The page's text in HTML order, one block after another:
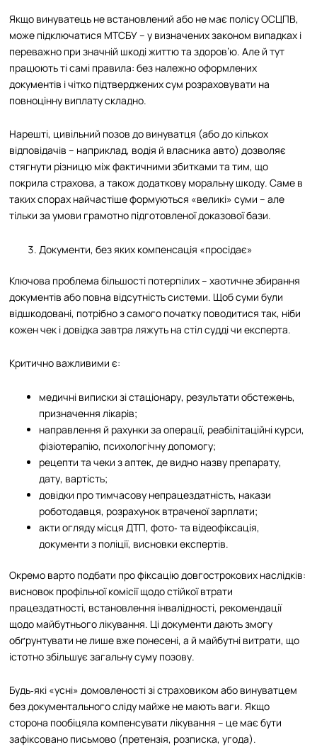
Якщо винуватець не встановлений або не має полісу ОСЦПВ,
може підключатися МТСБУ – у визначених законом випадках і
переважно при значній шкоді життю та здоров’ю. Але й тут
працюють ті самі правила: без належно оформлених
документів і чітко підтверджених сум розраховувати на
повноцінну виплату складно.
Нарешті, цивільний позов до винуватця (або до кількох
відповідачів – наприклад, водія й власника авто) дозволяє
стягнути різницю між фактичними збитками та тим, що
покрила страхова, а також додаткову моральну шкоду. Саме в
таких спорах найчастіше формуються «великі» суми – але
тільки за умови грамотно підготовленої доказової бази.
Документи, без яких компенсація «просідає»
Ключова проблема більшості потерпілих – хаотичне збирання
документів або повна відсутність системи. Щоб суми були
відшкодовані, потрібно з самого початку поводитися так, ніби
кожен чек і довідка завтра ляжуть на стіл судді чи експерта.
Критично важливими є:
медичні виписки зі стаціонару, результати обстежень,
призначення лікарів;
направлення й рахунки за операції, реабілітаційні курси,
фізіотерапію, психологічну допомогу;
рецепти та чеки з аптек, де видно назву препарату,
дату, вартість;
довідки про тимчасову непрацездатність, накази
роботодавця, розрахунок втраченої зарплати;
акти огляду місця ДТП, фото‑ та відеофіксація,
документи з поліції, висновки експертів.
Окремо варто подбати про фіксацію довгострокових наслідків:
висновок профільної комісії щодо стійкої втрати
працездатності, встановлення інвалідності, рекомендації
щодо майбутнього лікування. Ці документи дають змогу
обґрунтувати не лише вже понесені, а й майбутні витрати, що
істотно збільшує загальну суму позову.
Будь‑які «усні» домовленості зі страховиком або винуватцем
без документального сліду майже не мають ваги. Якщо
сторона пообіцяла компенсувати лікування – це має бути
зафіксовано письмово (претензія, розписка, угода).